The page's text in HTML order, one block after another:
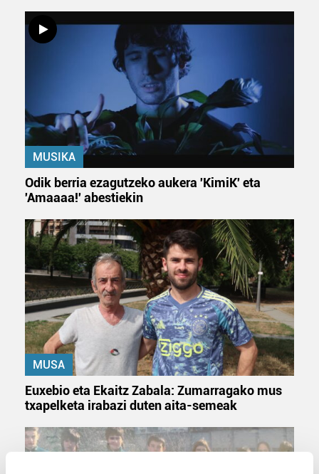
MUSIKA
Odik berria ezagutzeko aukera 'KimiK' eta
'Amaaaa!' abestiekin
MUSA
Euxebio eta Ekaitz Zabala: Zumarragako mus
txapelketa irabazi duten aita-semeak